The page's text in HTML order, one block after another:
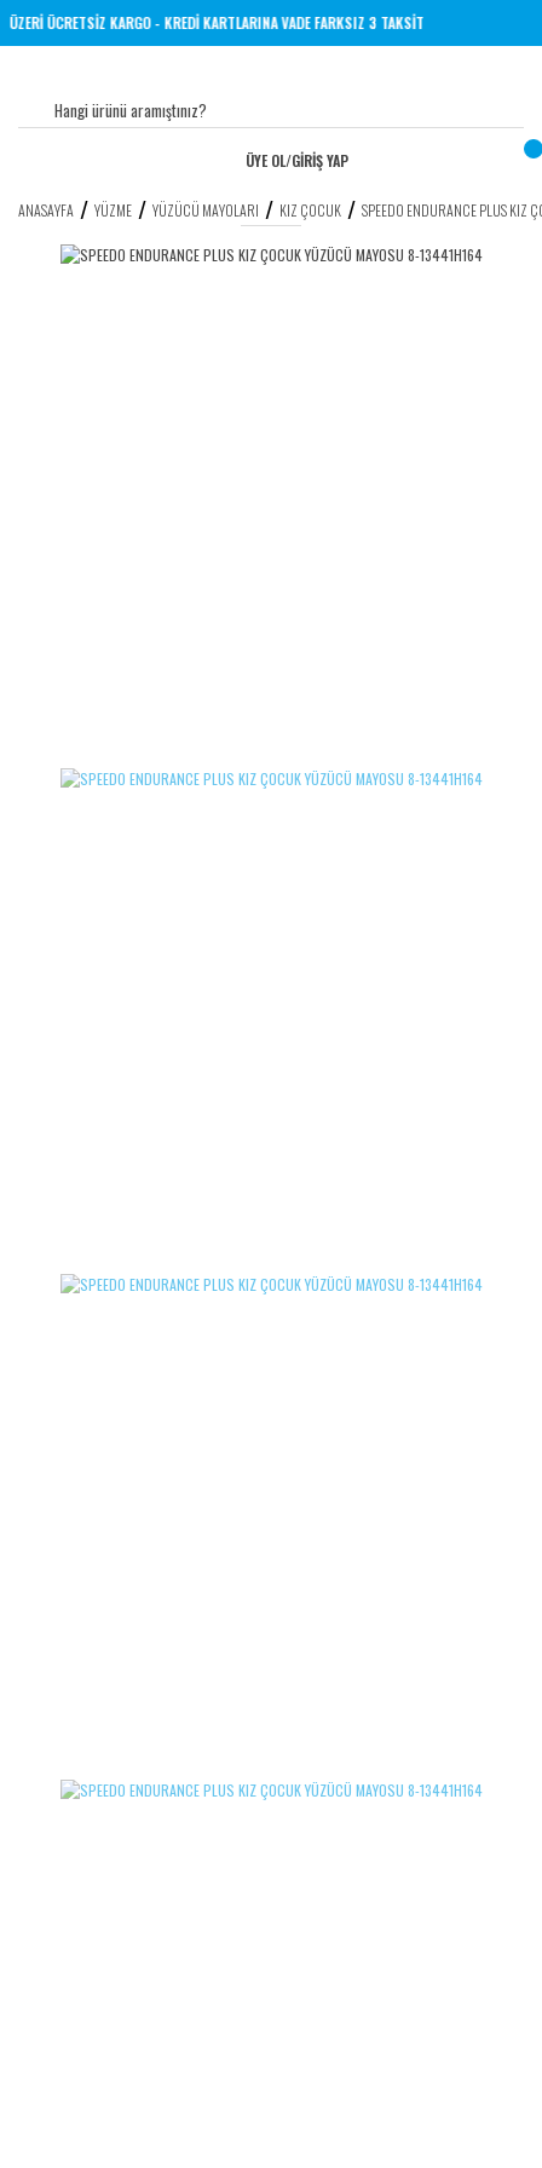
VE ÜZERİ ÜCRETSİZ KARGO - KREDİ KARTLARINA VADE FARKSIZ 3 TAKSİT
ÜYE OL/GİRİŞ YAP
ANASAYFA YÜZME YÜZÜCÜ MAYOLARI KIZ ÇOCUK SPEEDO ENDURANCE PLUS KIZ